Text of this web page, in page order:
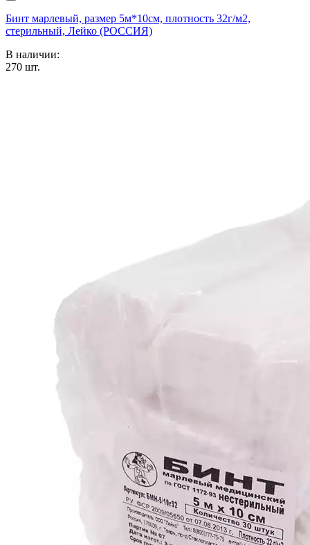
Бинт марлевый, размер 5м*10см, плотность 32г/м2,
стерильный, Лейко (РОССИЯ)
В наличии:
270 шт.